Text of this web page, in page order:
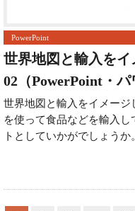
PowerPoint
世界地図と輸入をイ
02（PowerPoint・パ
世界地図と輸入をイメージ
を使って食品などを輸入
トとしていかがでしょうか